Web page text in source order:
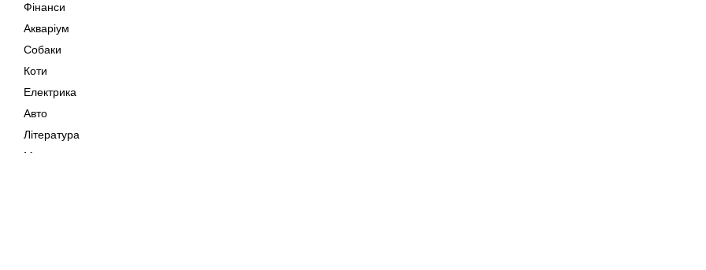
Фінанси
Акваріум
Собаки
Коти
Електрика
Авто
Література
Музика